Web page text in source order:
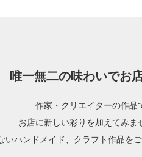
唯一無二の味わいでお
作家・クリエイターの作品
お店に新しい彩りを加えてみま
いハンドメイド、クラフト作品を